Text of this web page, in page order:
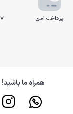
پرداخت امن ۷ روز ضمانت بازگشت
همراه ما باشید!